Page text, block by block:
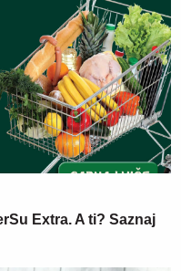
Extra. A ti? Saznaj